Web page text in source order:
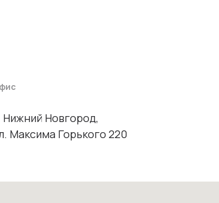
Нижний Новгород,
Максима Горького 220